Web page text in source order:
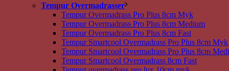
Tempur Overmadrasser
Tempur Overmadrass Pro Plus 8cm Myk
Tempur Overmadrass Pro Plus 8cm Medium
Tempur Overmadrass Pro Plus 8cm Fast
Tempur Smartcool Overmadrass Pro Plus 8cm Myk
Tempur Smartcool Overmadrass Pro Plus 8cm
Tempur Smartcool Overmadrass 8cm Fast